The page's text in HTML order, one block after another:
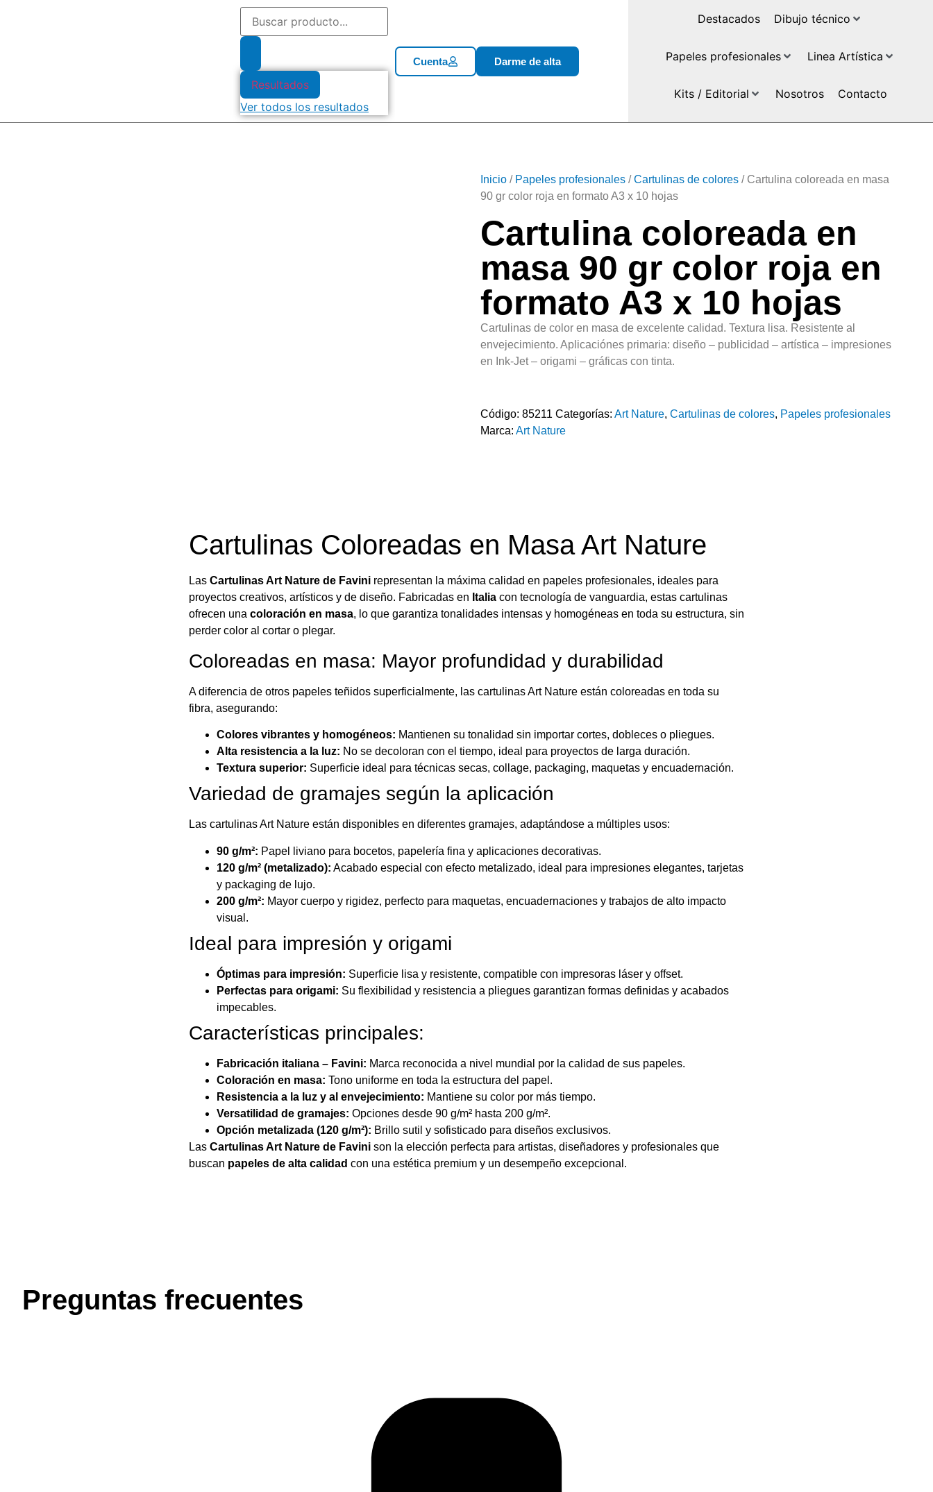
Resultados
Ver todos los resultados
Cuenta Darme de alta
Destacados Dibujo técnico
Papeles profesionales Linea Artística
Kits / Editorial Nosotros Contacto
Inicio / Papeles profesionales /Cartulinas de colores / Cartulina coloreada en masa
90 gr color roja en formato A3 x 10 hojas
Cartulina coloreada en
masa 90 gr color roja en
formato A3 x 10 hojas
Cartulinas de color en masa de excelente calidad. Textura lisa. Resistente al
envejecimiento. Aplicaciónes primaria: diseño – publicidad – artística – impresiones
en Ink-Jet – origami – gráficas con tinta.
Código: 85211 Categorías: Art Nature, Cartulinas de colores, Papeles profesionales
Marca: Art Nature
Cartulinas Coloreadas en Masa Art Nature
Las Cartulinas Art Nature de Favini representan la máxima calidad en papeles profesionales, ideales para
proyectos creativos, artísticos y de diseño. Fabricadas en Italia con tecnología de vanguardia, estas cartulinas
ofrecen una coloración en masa, lo que garantiza tonalidades intensas y homogéneas en toda su estructura, sin
perder color al cortar o plegar.
Coloreadas en masa: Mayor profundidad y durabilidad
A diferencia de otros papeles teñidos superficialmente, las cartulinas Art Nature están coloreadas en toda su
fibra, asegurando:
Colores vibrantes y homogéneos: Mantienen su tonalidad sin importar cortes, dobleces o pliegues.
Alta resistencia a la luz: No se decoloran con el tiempo, ideal para proyectos de larga duración.
Textura superior: Superficie ideal para técnicas secas, collage, packaging, maquetas y encuadernación.
Variedad de gramajes según la aplicación
Las cartulinas Art Nature están disponibles en diferentes gramajes, adaptándose a múltiples usos:
90 g/m²: Papel liviano para bocetos, papelería fina y aplicaciones decorativas.
120 g/m² (metalizado): Acabado especial con efecto metalizado, ideal para impresiones elegantes, tarjetas
y packaging de lujo.
200 g/m²: Mayor cuerpo y rigidez, perfecto para maquetas, encuadernaciones y trabajos de alto impacto
visual.
Ideal para impresión y origami
Óptimas para impresión: Superficie lisa y resistente, compatible con impresoras láser y offset.
Perfectas para origami: Su flexibilidad y resistencia a pliegues garantizan formas definidas y acabados
impecables.
Características principales:
Fabricación italiana – Favini: Marca reconocida a nivel mundial por la calidad de sus papeles.
Coloración en masa: Tono uniforme en toda la estructura del papel.
Resistencia a la luz y al envejecimiento: Mantiene su color por más tiempo.
Versatilidad de gramajes: Opciones desde 90 g/m² hasta 200 g/m².
Opción metalizada (120 g/m²): Brillo sutil y sofisticado para diseños exclusivos.
Las Cartulinas Art Nature de Favini son la elección perfecta para artistas, diseñadores y profesionales que
buscan papeles de alta calidad con una estética premium y un desempeño excepcional.
Preguntas frecuentes